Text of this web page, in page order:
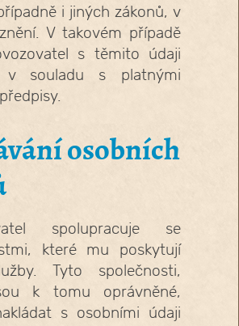
i jiných zákonů, v
V takovém případě
s těmito údaji
v souladu s platnými
osobních
spolupracuje se
které mu poskytují
Tyto společnosti,
k tomu oprávněné,
s osobními údaji